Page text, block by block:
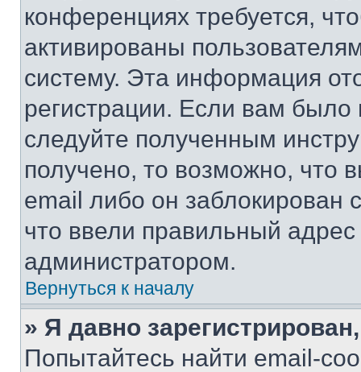
конференциях требуется,
активированы
систему. Эта информация
регистрации. Если вам
следуйте полученным
получено, то возможно, что
email либо он
что ввели правильный адрес
администратором.
Вернуться к началу
» Я давно
Попытайтесь найти email-